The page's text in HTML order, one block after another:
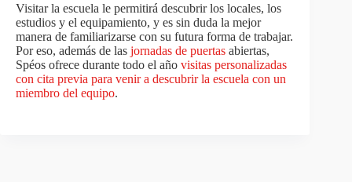
Visitar la escuela le permitirá descubrir los locales, los
estudios y el equipamiento, y es sin duda la mejor
manera de familiarizarse con su futura forma de trabajar.
Por eso, además de las jornadas de puertas abiertas,
Spéos ofrece durante todo el año visitas personalizadas
con cita previa para venir a descubrir la escuela con un
miembro del equipo.